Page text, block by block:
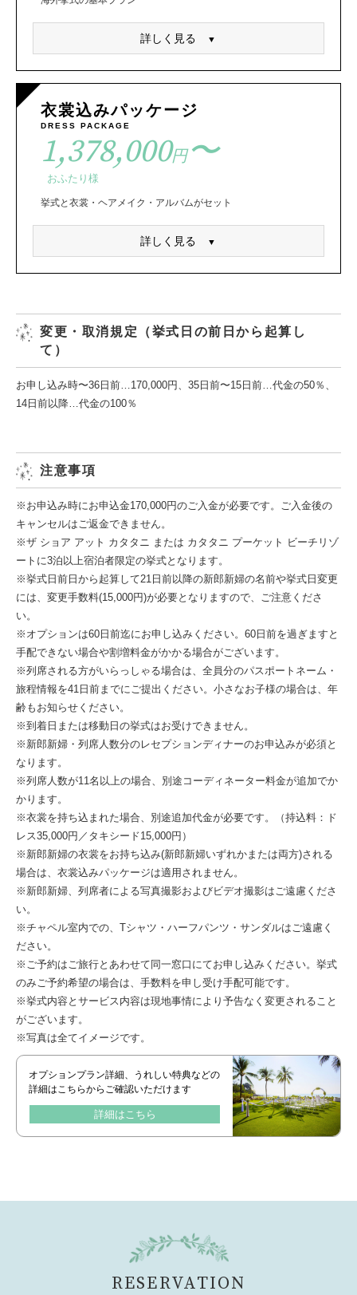
詳しく見る
衣裳込みパッケージ
DRESS PACKAGE
1,378,000円〜
おふたり様
挙式と衣裳・ヘアメイク・アルバムがセット
詳しく見る
変更・取消規定（挙式日の前日から起算し
て）
お申し込み時〜36日前…170,000円、35⽇前〜15⽇前…代⾦の50％、
14⽇前以降…代⾦の100％
注意事項
※お申込み時にお申込金170,000円のご入金が必要です。ご入金後の
キャンセルはご返金できません。
※ザ ショア アット カタタニ または カタタニ プーケット ビーチリゾ
ートに3泊以上宿泊者限定の挙式となります。
※挙式日前日から起算して21日前以降の新郎新婦の名前や挙式日変更
には、変更手数料(15,000円)が必要となりますので、ご注意くださ
い。
※オプションは60日前迄にお申し込みください。60日前を過ぎますと
手配できない場合や割増料金がかかる場合がございます。
※列席される方がいらっしゃる場合は、全員分のパスポートネーム・
旅程情報を41日前までにご提出ください。小さなお子様の場合は、年
齢もお知らせください。
※到着日または移動日の挙式はお受けできません。
※新郎新婦・列席人数分のレセプションディナーのお申込みが必須と
なります。
※列席人数が11名以上の場合、別途コーディネーター料金が追加でか
かります。
※衣裳を持ち込まれた場合、別途追加代金が必要です。（持込料：ド
レス35,000円／タキシード15,000円）
※新郎新婦の衣裳をお持ち込み(新郎新婦いずれかまたは両方)される
場合は、衣裳込みパッケージは適用されません。
※新郎新婦、列席者による写真撮影およびビデオ撮影はご遠慮くださ
い。
※チャペル室内での、Tシャツ・ハーフパンツ・サンダルはご遠慮く
ださい。
※ご予約はご旅行とあわせて同一窓口にてお申し込みください。挙式
のみご予約希望の場合は、手数料を申し受け手配可能です。
※挙式内容とサービス内容は現地事情により予告なく変更されること
がございます。
※写真は全てイメージです。
オプションプラン詳細、うれしい特典などの
詳細はこちらからご確認いただけます
詳細はこちら
RESERVATION